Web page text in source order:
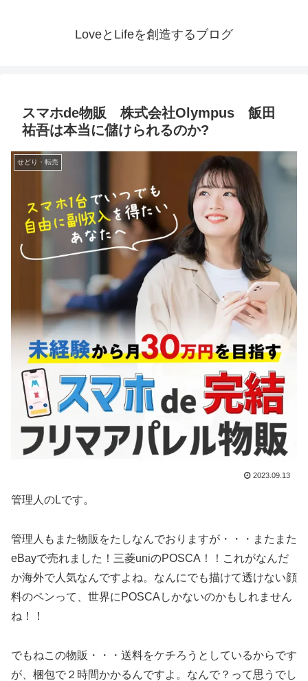
LoveとLifeを創造するブログ
スマホde物販 株式会社Olympus 飯田
祐吾は本当に儲けられるのか?
せどり・転売
2023.09.13
管理人のLです。
管理人もまた物販をたしなんでおりますが・・・またまた
eBayで売れました！三菱uniのPOSCA！！これがなんだ
か海外で人気なんですよね。なんにでも描けて透けない顔
料のペンって、世界にPOSCAしかないのかもしれません
ね！！
でもねこの物販・・・送料をケチろうとしているからです
が、梱包で２時間かかるんですよ。なんで？って思うでし